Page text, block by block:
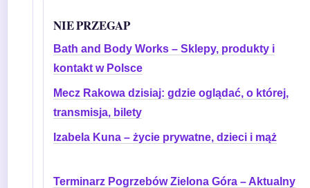
NIE PRZEGAP
Bath and Body Works – Sklepy, produkty i
kontakt w Polsce
Mecz Rakowa dzisiaj: gdzie oglądać, o której,
transmisja, bilety
Izabela Kuna – życie prywatne, dzieci i mąż
Terminarz Pogrzebów Zielona Góra – Aktualny